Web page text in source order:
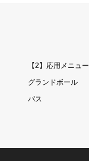
【2】応用メニュー
グランドボール
パス